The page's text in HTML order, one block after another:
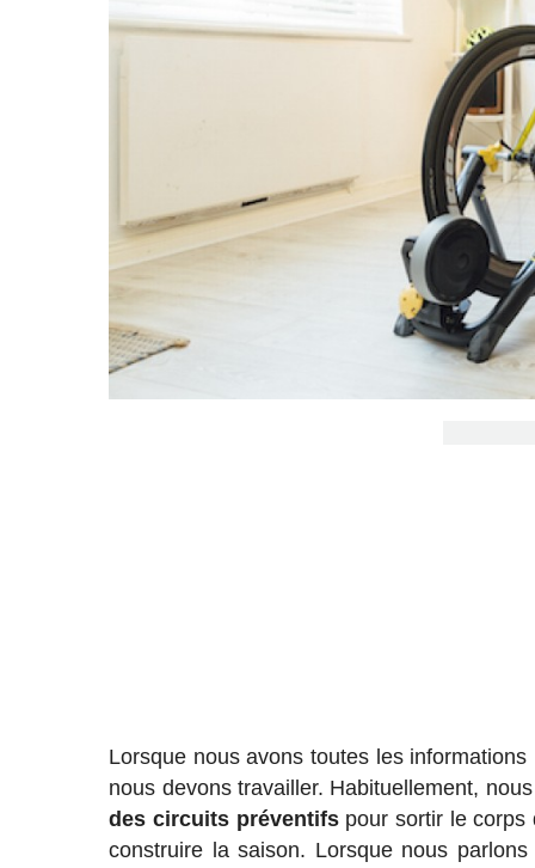
Lorsque nous avons toutes les
nous devons travailler. Habituellement,
des circuits préventifspour sortir le corps
construire la saison. Lorsque nous